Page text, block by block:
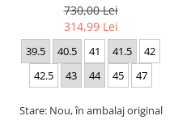
730,00 Lei
314,99 Lei
39.5 40.5 41 41.5
42
42.5
43 44 45 47
Stare: Nou, în ambalaj original